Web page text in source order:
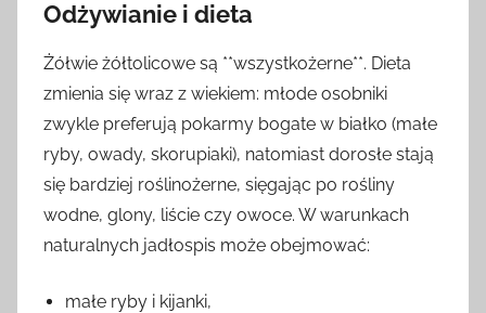
Odżywianie i dieta
Żółwie żółtolicowe są **wszystkożerne**. Dieta
zmienia się wraz z wiekiem: młode osobniki
zwykle preferują pokarmy bogate w białko (małe
ryby, owady, skorupiaki), natomiast dorosłe stają
się bardziej roślinożerne, sięgając po rośliny
wodne, glony, liście czy owoce. W warunkach
naturalnych jadłospis może obejmować:
małe ryby i kijanki,